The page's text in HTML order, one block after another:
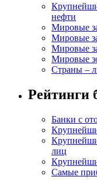
нефти
Мировые
Мировые
Мировые
Мировые
Страны –
Рейтинги
Банки с
лиц
Самые